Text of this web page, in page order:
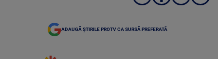
ADAUGĂ ȘTIRILE PROTV CA SURSĂ PREFERATĂ